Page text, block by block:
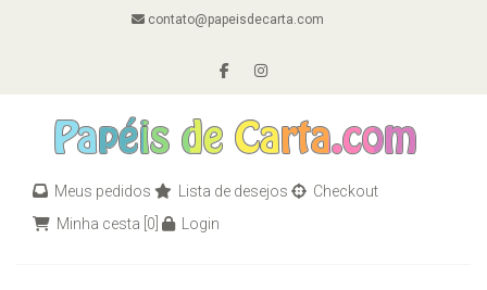
contato@papeisdecarta.com
Meus pedidos Lista de desejos
Checkout
Minha cesta [0] Login